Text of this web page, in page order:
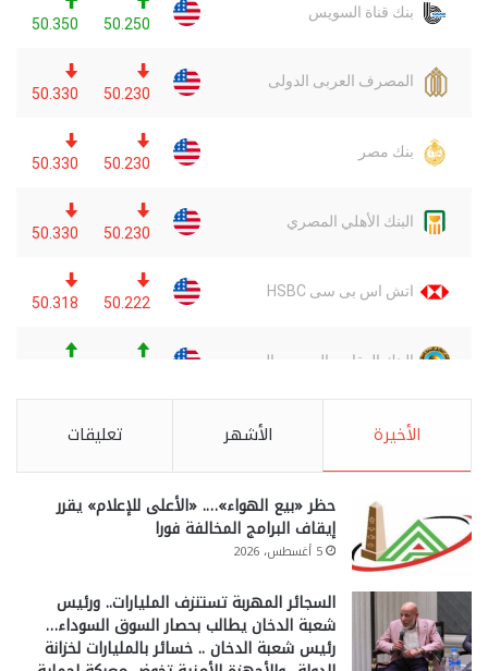
الأخيرة الأشهر تعليقات
حظر «بيع الهواء»…. «الأعلى للإعلام» يقرر
إيقاف البرامج المخالفة فورا
5 أغسطس، 2026
السجائر المهربة تستنزف المليارات.. ورئيس
شعبة الدخان يطالب بحصار السوق السوداء…
رئيس شعبة الدخان .. خسائر بالمليارات لخزانة